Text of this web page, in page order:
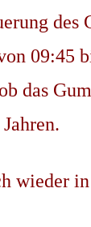
des
09:45
das
wieder